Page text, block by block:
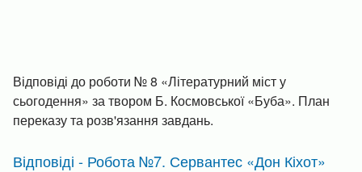
Відповіді до роботи № 8 «Літературний міст у
сьогодення» за твором Б. Космовської «Буба». План
переказу та розв'язання завдань.
Відповіді - Робота №7. Сервантес «Дон Кіхот»